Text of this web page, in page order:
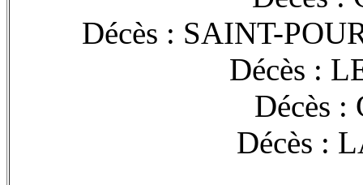
Décès : SAINT-
Décès :
Décès :
Décès :